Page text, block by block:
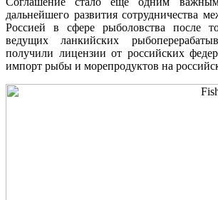
дальнейшего развития сотрудничества
Россией в сфере рыболовства после
ведущих ланкийских
получили лицензии от российских
импорт рыбы и морепродуктов на